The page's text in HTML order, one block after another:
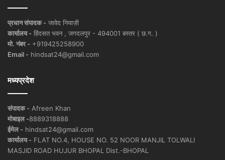
प्रधान संपादक - जावेद नियाज़ी
कार्यालय - हिंदसत भवन , जगदलपुर - 494001 बस्तर ( छ.ग. )
मो. नंबर - +919425258900
Email - hindsat24@gmail.com
मध्यप्रदेश
संपादक - Afreen Khan
मोबाइल -8889318888
ईमेल - hindsat24@gmail.com
कार्यालय - FLAT NO.4, HOUSE NO. 52 NOOR MANJIL TOLWALI
MASJID ROAD HUJUR BHOPAL Dist.-BHOPAL